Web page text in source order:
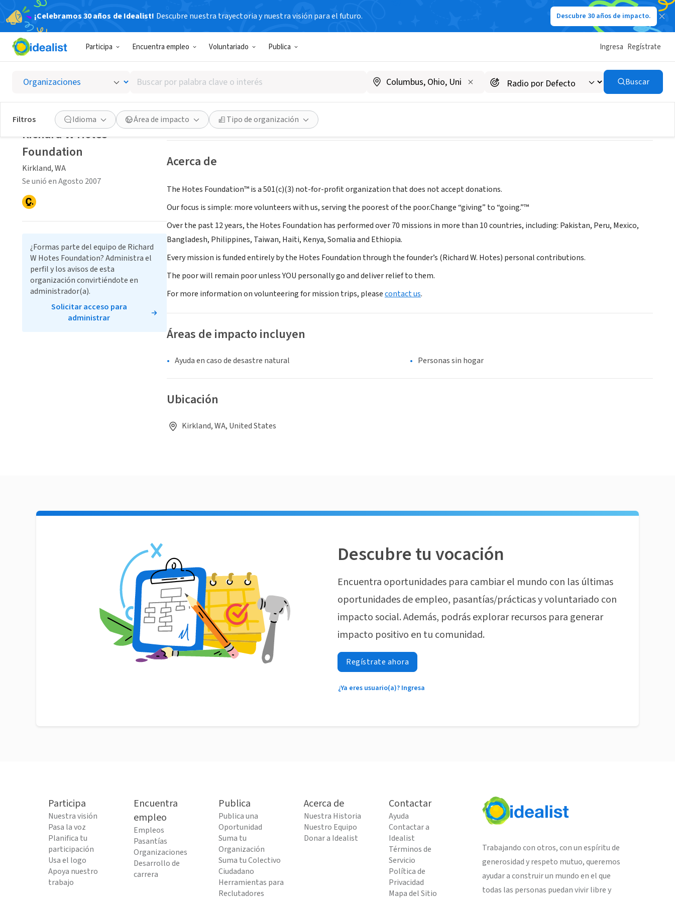
¡Celebramos 30 años de Idealist! Descubre nuestra trayectoria y nuestra visión para el futuro. Descubre 30 años de impacto.
Participa Encuentra empleo Voluntariado Publica Ingresa Regístrate
Buscar
por
palabra
clave
o
interés
Buscar
Filtros Idioma Área de impacto Tipo de organización
Richard W Hotes Foundation
Kirkland, WA|hotesfoundation.org/
Guardar Compartir
Acerca de
The Hotes Foundation™ is a 501(c)(3) not-for-profit organization that does not accept donations.
Our focus is simple: more volunteers with us, serving the poorest of the poor.Change “giving” to “going.”™
Over the past 12 years, the Hotes Foundation has performed over 70 missions in more than 10 countries, including: Pakistan, Peru, Mexico,
Bangladesh, Philippines, Taiwan, Haiti, Kenya, Somalia and Ethiopia.
Every mission is funded entirely by the Hotes Foundation through the founder’s (Richard W. Hotes) personal contributions.
The poor will remain poor unless YOU personally go and deliver relief to them.
For more information on volunteering for mission trips, pleasecontact us.
Áreas de impacto incluyen
Ayuda en caso de desastre natural Personas sin hogar
Ubicación
Kirkland, WA, United States
Richard W Hotes
Foundation
Kirkland, WA
Se unió en Agosto 2007
¿Formas parte del equipo de Richard
W Hotes Foundation? Administra el
perfil y los avisos de esta
organización convirtiéndote en
administrador(a).
Solicitar acceso para
administrar
Descubre tu vocación
Encuentra oportunidades para cambiar el mundo con las últimas
oportunidades de empleo, pasantías/prácticas y voluntariado con
impacto social. Además, podrás explorar recursos para generar
impacto positivo en tu comunidad.
Regístrate ahora
¿Ya eres usuario(a)? Ingresa
Participa
Nuestra visión
Pasa la voz
Planifica tu
participación
Usa el logo
Apoya nuestro
trabajo
Encuentra
empleo
Empleos
Pasantías
Organizaciones
Desarrollo de
carrera
Publica
Publica una
Oportunidad
Suma tu
Organización
Suma tu Colectivo
Ciudadano
Herramientas para
Reclutadores
Acerca de
Nuestra Historia
Nuestro Equipo
Donar a Idealist
Contactar
Ayuda
Contactar a
Idealist
Términos de
Servicio
Política de
Privacidad
Mapa del Sitio
Trabajando con otros, con un espíritu de
generosidad y respeto mutuo, queremos
ayudar a construir un mundo en el que
todas las personas puedan vivir libre y